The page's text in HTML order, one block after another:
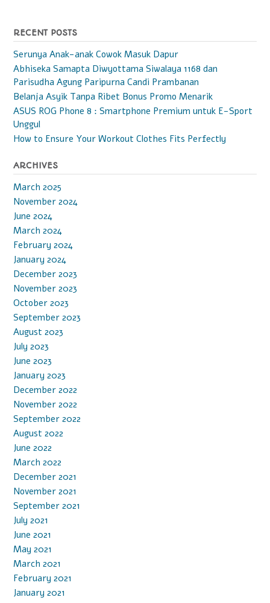
RECENT POSTS
Serunya Anak-anak Cowok Masuk Dapur
Abhiseka Samapta Diwyottama Siwalaya 1168 dan
Parisudha Agung Paripurna Candi Prambanan
Belanja Asyik Tanpa Ribet Bonus Promo Menarik
ASUS ROG Phone 8 : Smartphone Premium untuk E-Sport
Unggul
How to Ensure Your Workout Clothes Fits Perfectly
ARCHIVES
March 2025
November 2024
June 2024
March 2024
February 2024
January 2024
December 2023
November 2023
October 2023
September 2023
August 2023
July 2023
June 2023
January 2023
December 2022
November 2022
September 2022
August 2022
June 2022
March 2022
December 2021
November 2021
September 2021
July 2021
June 2021
May 2021
March 2021
February 2021
January 2021